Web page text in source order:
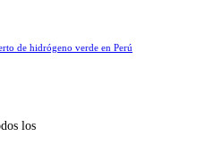
de hidrógeno verde en Perú
los